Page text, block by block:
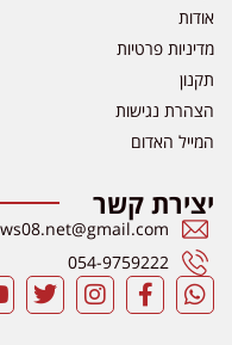
אודות
מדיניות פרטיות
תקנון
הצהרת נגישות
המייל האדום
יצירת קשר
054-9759222